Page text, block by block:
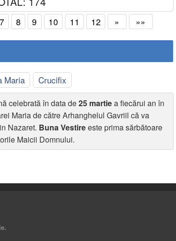
7 8 9 10 11 12 » »»
Maria Crucifix
celebrată în data de25 martiea fiecărui an în
Maria de către Arhanghelul Gavriil că va
Nazaret. Buna Vestireeste prima sărbătoare
Maicii Domnului.